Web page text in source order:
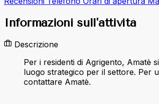
Informazioni sull'attività
Descrizione
Per i residenti di Agrigento, Amatè
luogo strategico per il settore. Per
contattare Amatè.